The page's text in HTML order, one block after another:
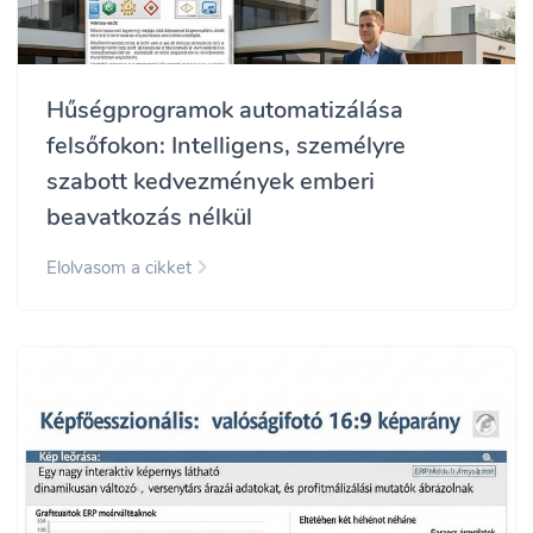
Hűségprogramok automatizálása
felsőfokon: Intelligens, személyre
szabott kedvezmények emberi
beavatkozás nélkül
Elolvasom a cikket